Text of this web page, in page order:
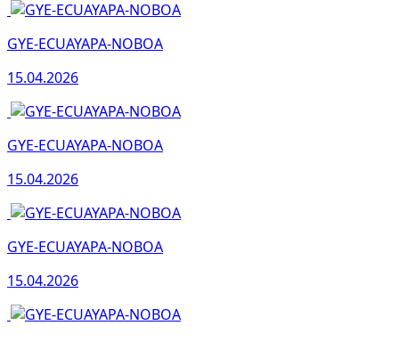
GYE-ECUAYAPA-NOBOA
15.04.2026
GYE-ECUAYAPA-NOBOA
15.04.2026
GYE-ECUAYAPA-NOBOA
15.04.2026